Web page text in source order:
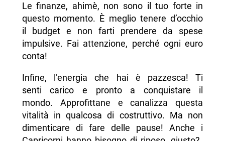
Le finanze, ahimè, non sono il tuo forte in
questo momento. È meglio tenere d’occhio
il budget e non farti prendere da spese
impulsive. Fai attenzione, perché ogni euro
conta!
Infine, l’energia che hai è pazzesca! Ti
senti carico e pronto a conquistare il
mondo. Approfittane e canalizza questa
vitalità in qualcosa di costruttivo. Ma non
dimenticare di fare delle pause! Anche i